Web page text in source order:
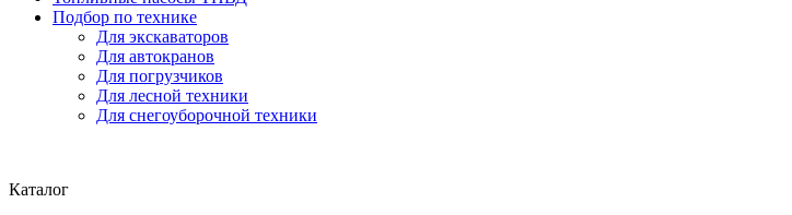
Подбор по технике
Для экскаваторов
Для автокранов
Для погрузчиков
Для лесной техники
Для снегоуборочной техники
Каталог